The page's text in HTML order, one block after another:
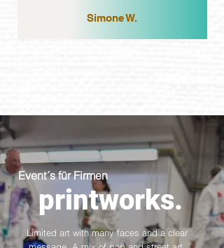
Simone W.
Event´s für Firmen
printworks.
Limited art with many faces and a clear